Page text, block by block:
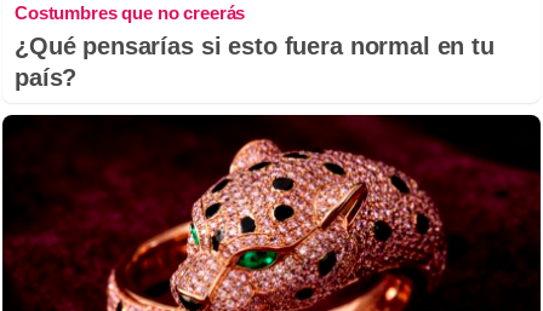
Costumbres que no creerás
¿Qué pensarías si esto fuera normal en tu
país?